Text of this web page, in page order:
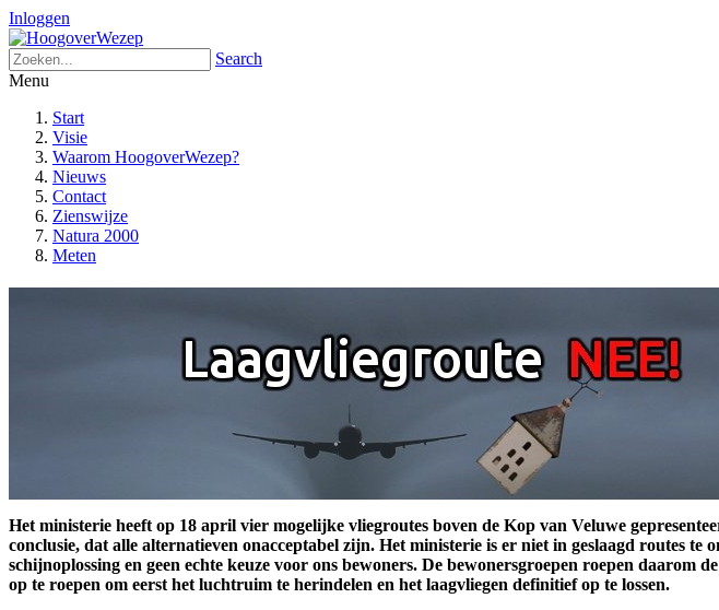
Inloggen
Search
Menu
Start
Visie
Waarom HoogoverWezep?
Nieuws
Contact
Zienswijze
Natura 2000
Meten
Het ministerie heeft op 18 april vier mogelijke vliegroutes boven de Kop van Veluwe
conclusie, dat alle alternatieven onacceptabel zijn. Het ministerie is er niet in geslaagd routes
schijnoplossing en geen echte keuze voor ons bewoners. De bewonersgroepen roepen
op te roepen om eerst het luchtruim te herindelen en het laagvliegen definitief op te lossen.